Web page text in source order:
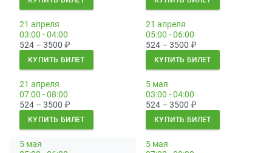
21 апреля
03:00 - 04:00
524 – 3500 ₽
КУПИТЬ БИЛЕТ
21 апреля
05:00 - 06:00
524 – 3500 ₽
КУПИТЬ БИЛЕТ
21 апреля
07:00 - 08:00
524 – 3500 ₽
КУПИТЬ БИЛЕТ
5 мая
03:00 - 04:00
524 – 3500 ₽
КУПИТЬ БИЛЕТ
5 мая
5 мая